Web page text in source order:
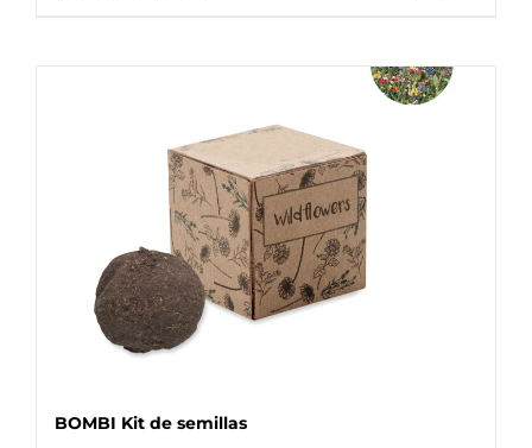
opciones
se
pueden
elegir
en
la
página
BOMBI Kit de semillas